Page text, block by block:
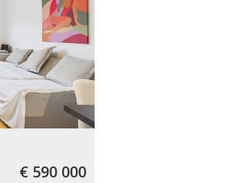
€ 590 000